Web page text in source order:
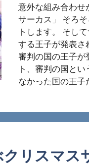
意外な組み合わせ
サーカス」 そろ
トします。 そし
する王子が発表さ
審判の国の王子が
ト、審判の国と
なかった国の王子
リスマス